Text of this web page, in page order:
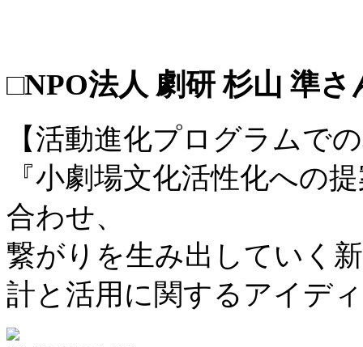
□NPO法人 劇研 杉山 準さ
【活動進化プログラムで
『小劇場文化活性化への
合わせ、
繋がりを生み出していく
計と活用に関するアイデ